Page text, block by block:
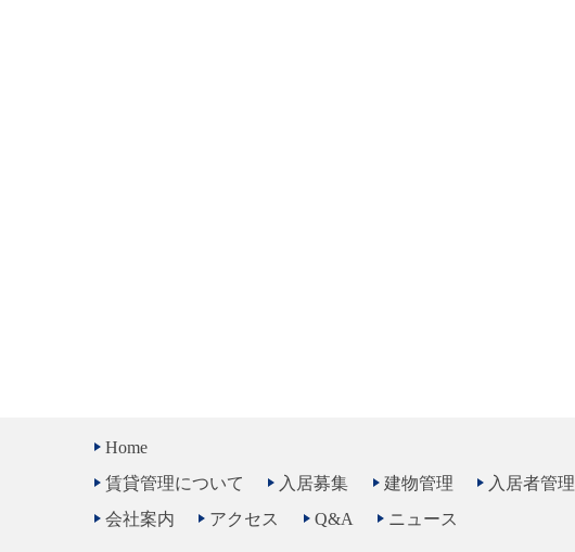
Home
賃貸管理について
入居募集 建物管理 入居者管理
会社案内
アクセス Q&A ニュース